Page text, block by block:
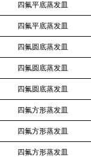
四氟平底蒸发皿
四氟平底蒸发皿
四氟圆底蒸发皿
四氟圆底蒸发皿
四氟圆底蒸发皿
四氟方形蒸发皿
四氟方形蒸发皿
四氟方形蒸发皿